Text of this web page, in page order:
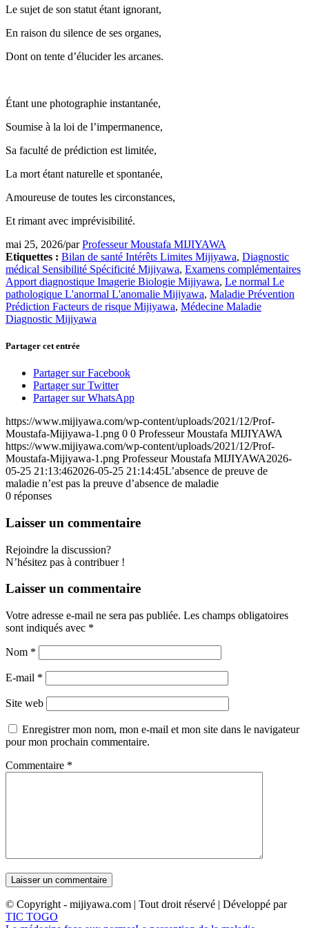
Le sujet de son statut étant ignorant,
En raison du silence de ses organes,
Dont on tente d’élucider les arcanes.
Étant une photographie instantanée,
Soumise à la loi de l’impermanence,
Sa faculté de prédiction est limitée,
La mort étant naturelle et spontanée,
Amoureuse de toutes les circonstances,
Et rimant avec imprévisibilité.
mai 25, 2026/parProfesseur Moustafa MIJIYAWA
Etiquettes : Bilan de santé Intérêts Limites Mijiyawa, Diagnostic
médical Sensibilité Spécificité Mijiyawa, Examens complémentaires
Apport diagnostique Imagerie Biologie Mijiyawa, Le normal Le
pathologique L'anormal L'anomalie Mijiyawa, Maladie Prévention
Prédiction Facteurs de risque Mijiyawa, Médecine Maladie
Diagnostic Mijiyawa
Partager cet entrée
Partager sur Facebook
Partager sur Twitter
Partager sur WhatsApp
https://www.mijiyawa.com/wp-content/uploads/2021/12/Prof-
Moustafa-Mijiyawa-1.png 0 0 Professeur Moustafa MIJIYAWA
https://www.mijiyawa.com/wp-content/uploads/2021/12/Prof-
Moustafa-Mijiyawa-1.png Professeur Moustafa MIJIYAWA2026-
05-25 21:13:462026-05-25 21:14:45L’absence de preuve de
maladie n’est pas la preuve d’absence de maladie
0 réponses
Laisser un commentaire
Rejoindre la discussion?
N’hésitez pas à contribuer !
Laisser un commentaire
Votre adresse e-mail ne sera pas publiée. Les champs obligatoires
sont indiqués avec *
Nom *
E-mail *
Site web
Enregistrer mon nom, mon e-mail et mon site dans le navigateur
pour mon prochain commentaire.
Commentaire *
© Copyright - mijiyawa.com | Tout droit réservé | Développé par
TIC TOGO